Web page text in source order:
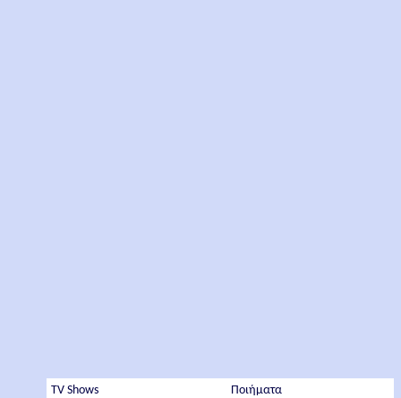
TV Shows
Ποιήματα